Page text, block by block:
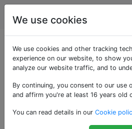
Escaping di
HTML con
609
Qualcuno sa un
all'HTML dalle
We use cookies
We use cookies and other tracking
experience on our website, to show
analyze our website traffic, and to
By continuing, you consent to our
and affirm you're at least 16 years old
You can read details in our Cookie